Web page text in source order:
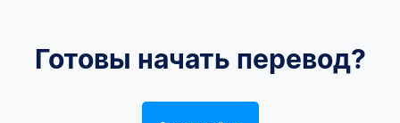
Готовы начать перевод?